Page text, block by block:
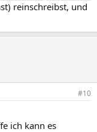
reinschreibst, und
#10
ich kann es